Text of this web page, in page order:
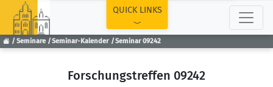
Seminare Seminar-Kalender Seminar 09242
QUICK LINKS
Forschungstreffen 09242